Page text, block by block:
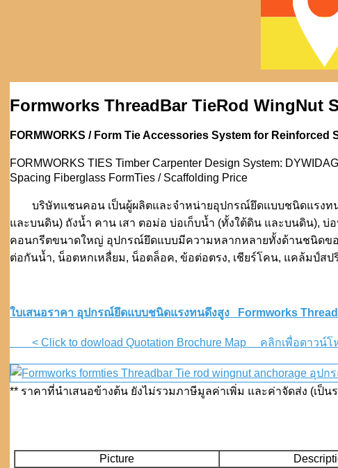
Formworks ThreadBar TieRod WingNut
FORMWORKS / Form Tie Accessories System for
FORMWORKS TIES Timber Carpenter Design System:
Spacing Fiberglass FormTies / Scaffolding Price
บริษัทแชนคอน เป็นผู้ผลิตและจำหน่ายอุปกรณ์ยึดแบบชนิดแรงทน
และบนดิน) ถังน้ำ คาน เสา ตอม่อ บ่อเก็บน้ำ (ทั้งใต้ดิน และบนดิน),
คอนกรีตขนาดใหญ่ อุปกรณ์ยึดแบบมีความหลากหลายทั้งด้านชนิดขอ
ต่อกันน้ำ, น็อตหกเหลื่ยม, น็อตล็อค, ข้อต่อตรง, เชียร์โคน, แคล้มป์ส
ใบเสนอราคา อุปกรณ์ยึดแบบชนิดแรงทนดึงสูง Formworks
< Click to dowload Quotation Brochure Map คลิกเพื่อดาวน์โ
** ราคาที่นำเสนอข้างต้น ยังไม่รวมภาษีมูลค่าเพิ่ม และค่าจัดส่ง (เป็น
Picture